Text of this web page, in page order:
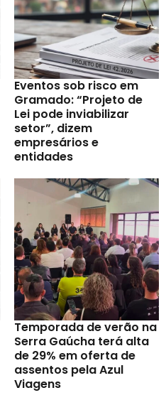
Eventos sob risco em
Gramado: “Projeto de
Lei pode inviabilizar
setor”, dizem
empresários e
entidades
Temporada de verão na
Serra Gaúcha terá alta
de 29% em oferta de
assentos pela Azul
Viagens